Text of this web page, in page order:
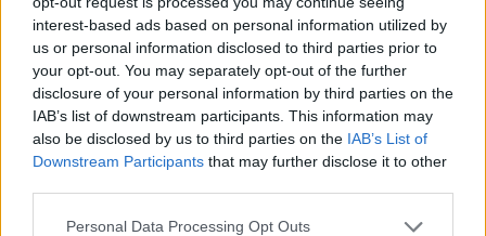
interest-based ads based on personal information utilized by
us or personal information disclosed to third parties prior to
your opt-out. You may separately opt-out of the further
disclosure of your personal information by third parties on the
IAB’s list of downstream participants. This information may
also be disclosed by us to third parties on the IAB’s List of
Downstream Participants that may further disclose it to other
Please note that this website/app uses one or more Google
Personal Data Processing Opt Outs
Σύμφωνα με το λιμενικό σώμα στο σημείο του
συμβάντος κατέπλευσε σκάφος του λιμενικού, ενώ
μεταξύ των περισελεγέντων περιλαμβάνονται 19
άνδρες, 4 γυναίκες, 9 ανήλικα αγόρια και 4 ανήλικα